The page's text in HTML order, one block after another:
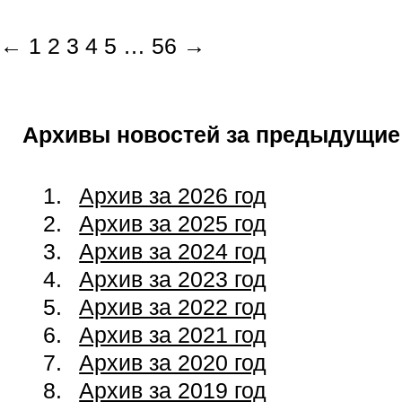
← 1 2 3 4 5 … 56 →
Архивы новостей за
Архив за 2026 год
Архив за 2025 год
Архив за 2024 год
Архив за 2023 год
Архив за 2022 год
Архив за 2021 год
Архив за 2020 год
Архив за 2019 год